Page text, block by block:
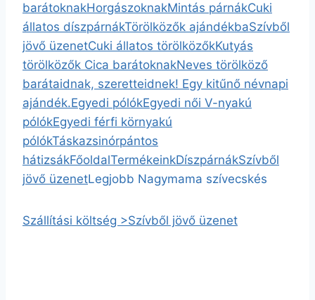
barátoknakHorgászoknakMintás párnákCuki
állatos díszpárnákTörölközők ajándékbaSzívből
jövő üzenetCuki állatos törölközőkKutyás
törölközők Cica barátoknakNeves törölköző
barátaidnak, szeretteidnek! Egy kitűnő névnapi
ajándék.Egyedi pólókEgyedi női V-nyakú
pólókEgyedi férfi környakú
pólókTáskazsinórpántos
hátizsákFőoldalTermékeinkDíszpárnákSzívből
jövő üzenetLegjobb Nagymama szívecskés
Szállítási költség >Szívből jövő üzenet